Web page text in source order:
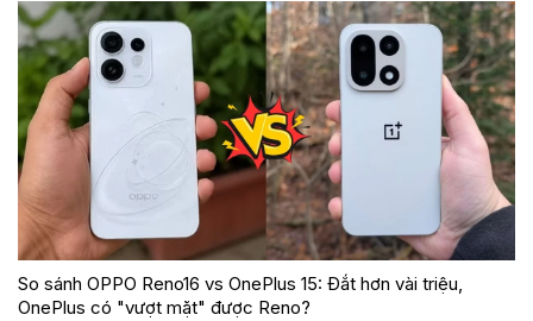
So sánh OPPO Reno16 vs OnePlus 15: Đắt hơn vài triệu,
OnePlus có "vượt mặt" được Reno?